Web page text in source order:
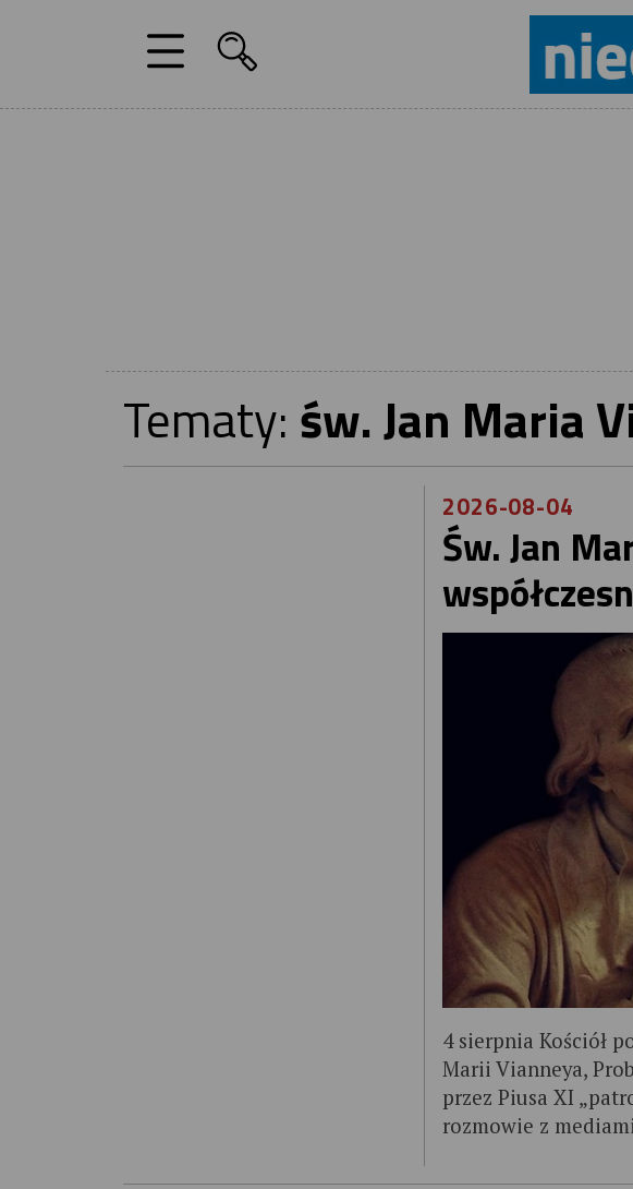
Tematy: św. Jan Maria
2026-08-04
Św. Jan
4 sierpnia Kościół
Marii Vianneya,
przez Piusa XI
rozmowie z